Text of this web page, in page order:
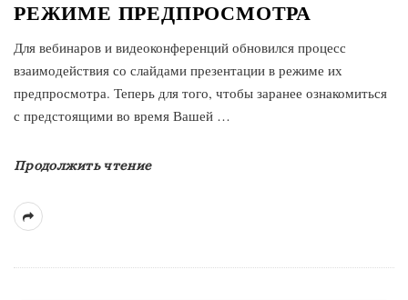
РЕЖИМЕ ПРЕДПРОСМОТРА
Для вебинаров и видеоконференций обновился процесс
взаимодействия со слайдами презентации в режиме их
предпросмотра. Теперь для того, чтобы заранее ознакомиться
с предстоящими во время Вашей …
Продолжить чтение